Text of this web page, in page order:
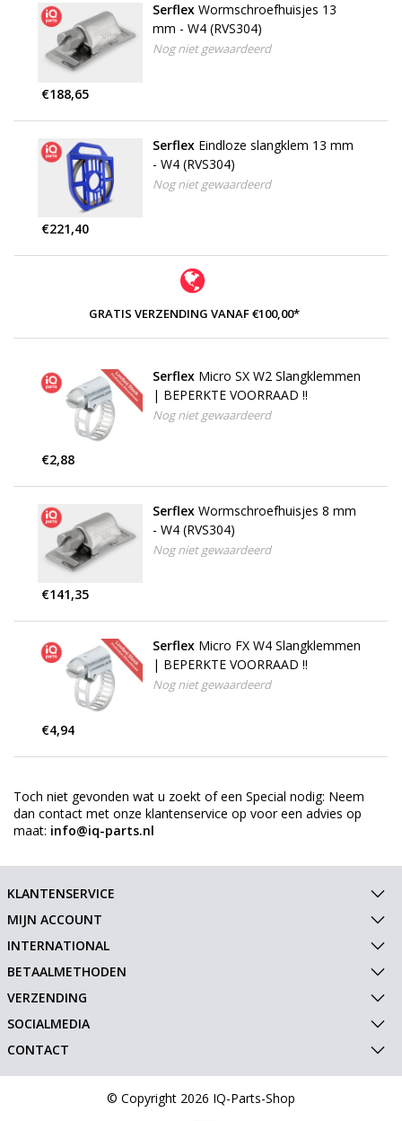
Serflex Wormschroefhuisjes 13
mm - W4 (RVS304)
Nog niet gewaardeerd
€188,65
Serflex Eindloze slangklem 13 mm
- W4 (RVS304)
Nog niet gewaardeerd
€221,40
GRATIS VERZENDING VANAF €100,00*
Serflex Micro SX W2 Slangklemmen
| BEPERKTE VOORRAAD !!
Nog niet gewaardeerd
€2,88
Serflex Wormschroefhuisjes 8 mm
- W4 (RVS304)
Nog niet gewaardeerd
€141,35
Serflex Micro FX W4 Slangklemmen
| BEPERKTE VOORRAAD !!
Nog niet gewaardeerd
€4,94
Toch niet gevonden wat u zoekt of een Special nodig: Neem
dan contact met onze klantenservice op voor een advies op
maat: info@iq-parts.nl
KLANTENSERVICE
MIJN ACCOUNT
INTERNATIONAL
BETAALMETHODEN
VERZENDING
SOCIALMEDIA
CONTACT
© Copyright 2026 IQ-Parts-Shop